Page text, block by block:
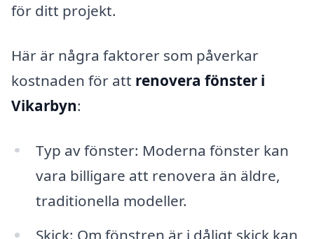
för ditt projekt.
Här är några faktorer som påverkar
kostnaden för att renovera fönster i
Vikarbyn:
Typ av fönster: Moderna fönster kan
vara billigare att renovera än äldre,
traditionella modeller.
Skick: Om fönstren är i dåligt skick kan